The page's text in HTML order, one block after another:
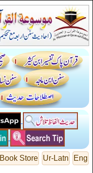
Eng
Ur-Latn
Book Store